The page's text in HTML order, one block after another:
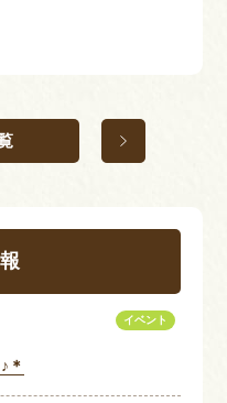
イベント
＊